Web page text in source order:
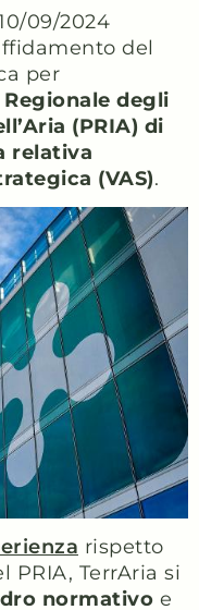
09/2024
del
per
Regionale degli
(PRIA) di
relativa
(VAS).
rispetto
PRIA, TerrAria si
normativo e